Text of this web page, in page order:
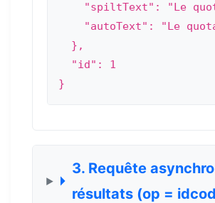
"spiltText": "Le
"autoText": "Le
  },
  "id": 1
}
3. Requête
résultats (op =